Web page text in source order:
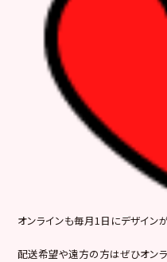
オンラインも毎月1日にデザイン
配送希望や遠方の方はぜひオン